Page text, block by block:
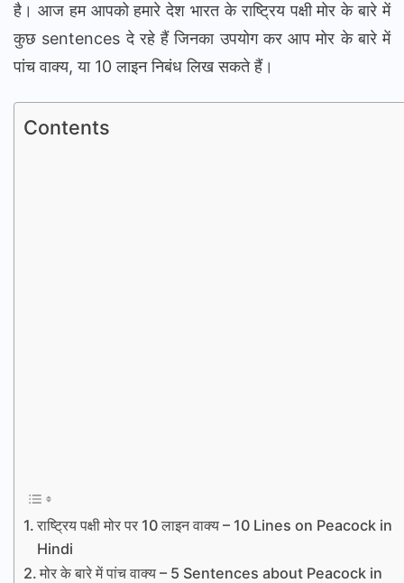
है। आज हम आपको हमारे देश भारत के राष्ट्रिय पक्षी मोर के बारे में
कुछ sentences दे रहे हैं जिनका उपयोग कर आप मोर के बारे में
पांच वाक्य, या 10 लाइन निबंध लिख सकते हैं।
Contents
राष्ट्रिय पक्षी मोर पर 10 लाइन वाक्य – 10 Lines on Peacock in
Hindi
मोर के बारे में पांच वाक्य – 5 Sentences about Peacock in